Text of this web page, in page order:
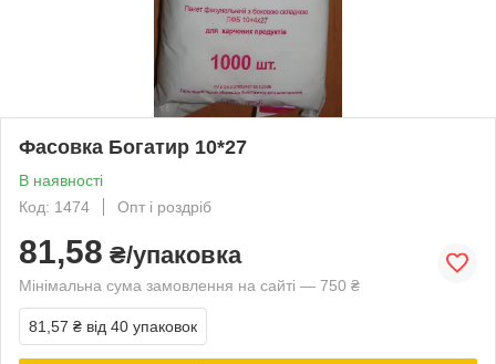
Фасовка Богатир 10*27
В наявності
Код: 1474
Опт і роздріб
81,58 ₴/упаковка
Мінімальна сума замовлення на сайті — 750 ₴
81,57 ₴ від 40 упаковок